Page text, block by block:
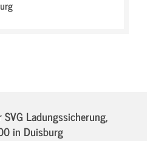
Ladungssicherung,
in Duisburg